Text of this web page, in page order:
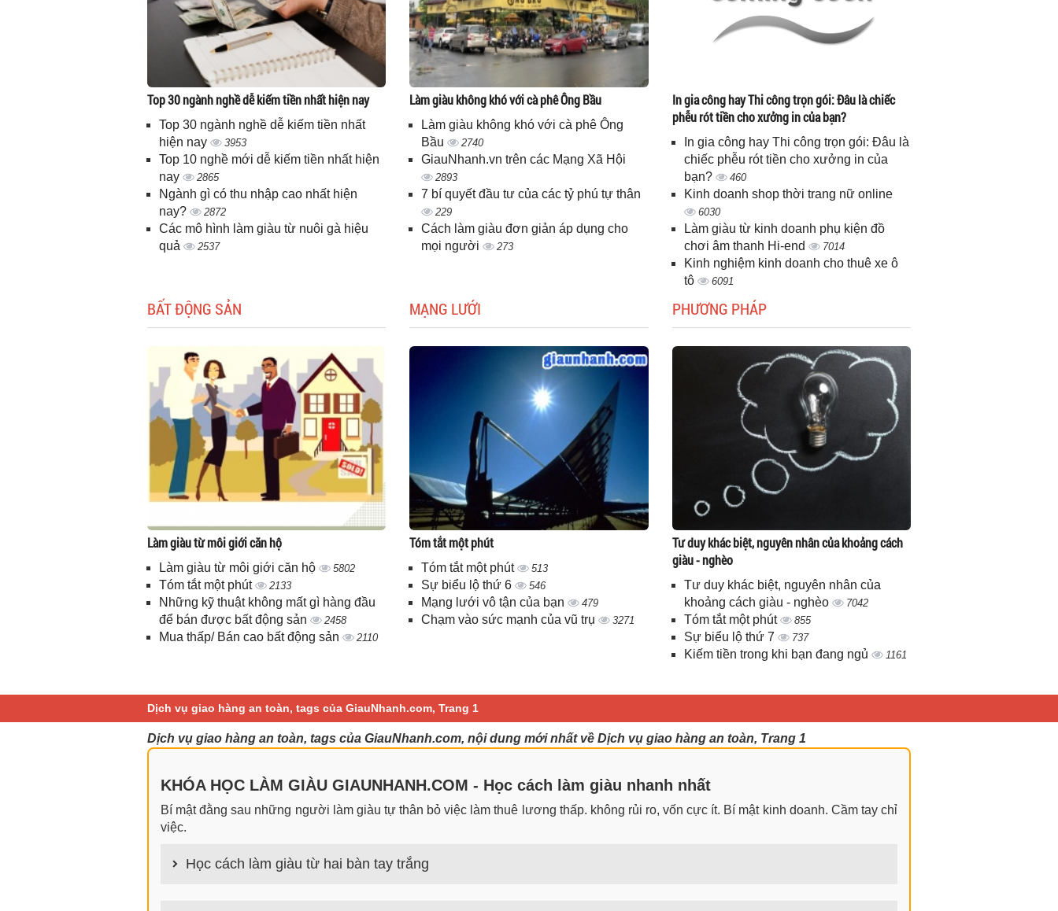
Top 30 ngành nghề dễ kiếm tiền nhất hiện nay
Top 30 ngành nghề dễ kiếm tiền nhất
hiện nay
3953
Top 10 nghề mới dễ kiếm tiền nhất hiện
nay
2865
Ngành gì có thu nhập cao nhất hiện
nay?
2872
Các mô hình làm giàu từ nuôi gà hiệu
quả
2537
Làm giàu không khó với cà phê Ông Bầu
Làm giàu không khó với cà phê Ông
Bầu
2740
GiauNhanh.vn trên các Mạng Xã Hội
2893
7 bí quyết đầu tư của các tỷ phú tự thân
229
Cách làm giàu đơn giản áp dụng cho
mọi người
273
In gia công hay Thi công trọn gói: Đâu là chiếc
phễu rót tiền cho xưởng in của bạn?
In gia công hay Thi công trọn gói: Đâu là
chiếc phễu rót tiền cho xưởng in của
bạn?
460
Kinh doanh shop thời trang nữ online
6030
Làm giàu từ kinh doanh phụ kiện đồ
chơi âm thanh Hi-end
7014
Kinh nghiệm kinh doanh cho thuê xe ô
tô
6091
BẤT ĐỘNG SẢN
Làm giàu từ môi giới căn hộ
Làm giàu từ môi giới căn hộ 5802
Tóm tắt một phút 2133
Những kỹ thuật không mất gì hàng đầu
để bán được bất động sản
2458
Mua thấp/ Bán cao bất động sản 2110
MẠNG LƯỚI
Tóm tắt một phút
Tóm tắt một phút 513
Sự biểu lộ thứ 6 546
Mạng lưới vô tận của bạn 479
Chạm vào sức mạnh của vũ trụ 3271
PHƯƠNG PHÁP
Tư duy khác biệt, nguyên nhân của khoảng cách
giàu - nghèo
Tư duy khác biệt, nguyên nhân của
khoảng cách giàu - nghèo
7042
Tóm tắt một phút 855
Sự biểu lộ thứ 7 737
Kiếm tiền trong khi bạn đang ngủ 1161
Dịch vụ giao hàng an toàn, tags của GiauNhanh.com, Trang 1
Dịch vụ giao hàng an toàn, tags của GiauNhanh.com, nội dung mới nhất về Dịch vụ giao hàng an toàn, Trang 1
KHÓA HỌC LÀM GIÀU GIAUNHANH.COM - Học cách làm giàu nhanh nhất
Bí mật đằng sau những người làm giàu tự thân bỏ việc làm thuê lương thấp. không rủi ro, vốn cực ít. Bí mật kinh doanh. Cầm tay chỉ
việc.
Học cách làm giàu từ hai bàn tay trắng